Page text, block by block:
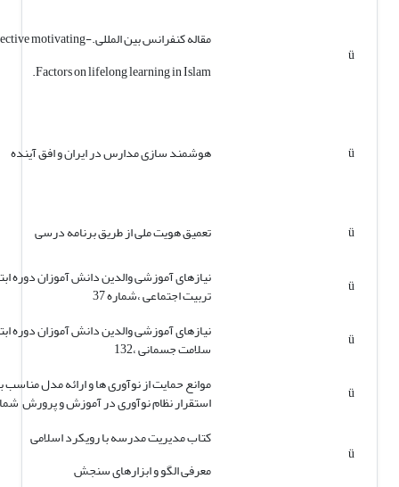
ü
مقاله کنفرانس بین المللی.-The effective motivating
Factors on lifelong learning in Islam.
ü هوشمند سازی مدارس در ایران و افق آینده
ü تعمیق هویت ملی از طریق برنامه درسی
ü نیازهای آموزشی والدین دانش آموزان دوره
تربیت اجتماعی ،شماره 37
ü
نیازهای آموزشی والدین دانش آموزان دوره
سلامت جسمانی ،132
ü
موانع حمایت از نوآوری ها و ارائه مدل مناسب
استقرار نظام نوآوری در آموزش و پرورش
ü
کتاب مدیریت مدرسه با رویکرد اسلامی
معرفی الگو و ابزارهای سنجش